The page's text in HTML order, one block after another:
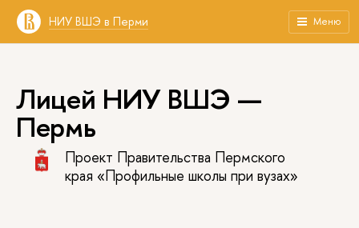
НИУ ВШЭ в Перми Меню
Лицей НИУ ВШЭ —
Пермь
Проект Правительства Пермского
края «Профильные школы при вузах»